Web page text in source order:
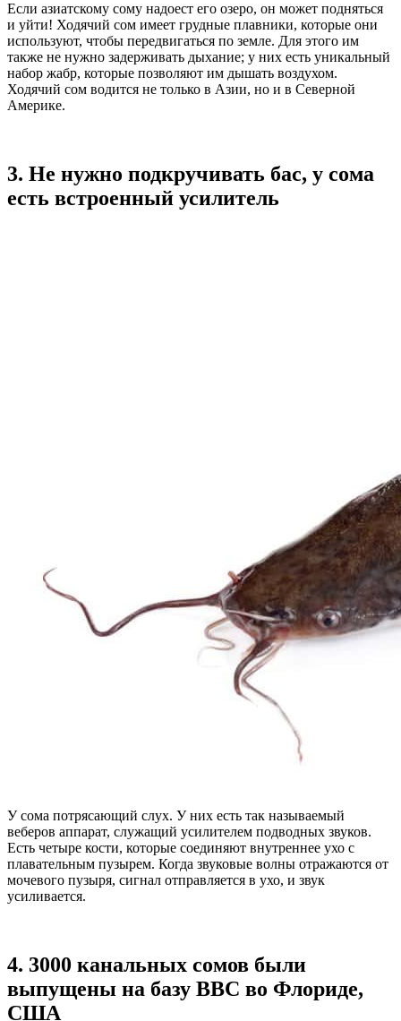
Если азиатскому сому надоест его озеро, он может подняться
и уйти! Ходячий сом имеет грудные плавники, которые они
используют, чтобы передвигаться по земле. Для этого им
также не нужно задерживать дыхание; у них есть уникальный
набор жабр, которые позволяют им дышать воздухом.
Ходячий сом водится не только в Азии, но и в Северной
Америке.
3. Не нужно подкручивать бас, у сома
есть встроенный усилитель
У сома потрясающий слух. У них есть так называемый
веберов аппарат, служащий усилителем подводных звуков.
Есть четыре кости, которые соединяют внутреннее ухо с
плавательным пузырем. Когда звуковые волны отражаются от
мочевого пузыря, сигнал отправляется в ухо, и звук
усиливается.
4. 3000 канальных сомов были
выпущены на базу ВВС во Флориде,
США